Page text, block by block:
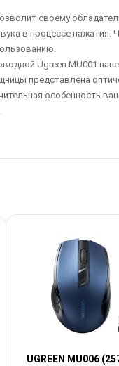
своему
в процессе
Ugreen MU001
представлена
особенность
UGREEN MU006